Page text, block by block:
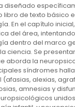
diseñado
libro de texto básico
En el capítulo
del área,
dentro del marco
ciencia. Se
aborda la
síndromes
alexias,
amnesias y